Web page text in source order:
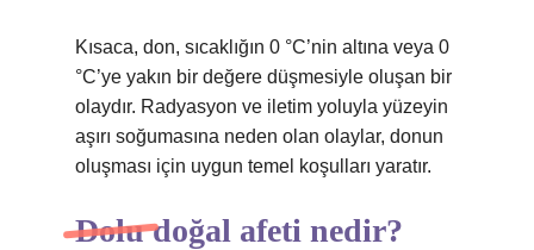
Kısaca, don, sıcaklığın 0 °C’nin altına veya 0
°C’ye yakın bir değere düşmesiyle oluşan bir
olaydır. Radyasyon ve iletim yoluyla yüzeyin
aşırı soğumasına neden olan olaylar, donun
oluşması için uygun temel koşulları yaratır.
Dolu doğal afeti nedir?